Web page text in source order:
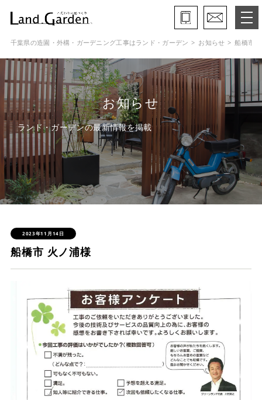
ランド・ガーデンとは
モデルガーデン
施工事例
保証と約束・ご理解いただきたい事
施工の流れ
よくある質問
会社概要
スタッフ紹介
プライバシーポリシー
サイトマップ
採用情報
千葉県の造園・外構・ガーデニング工事はランド・ガーデン お知らせ 船橋市
お知らせ
ランド・ガーデンの最新情報を掲載
2023年11月14日
船橋市 火ノ浦様